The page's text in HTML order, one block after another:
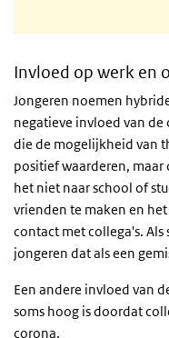
Invloed op werk en
Jongeren noemen
negatieve invloed van
die de mogelijkheid van
positief waarderen, maar
het niet naar school of
vrienden te maken en
contact met collega's.
jongeren dat als een
Een andere invloed van
soms hoog is doordat
corona.